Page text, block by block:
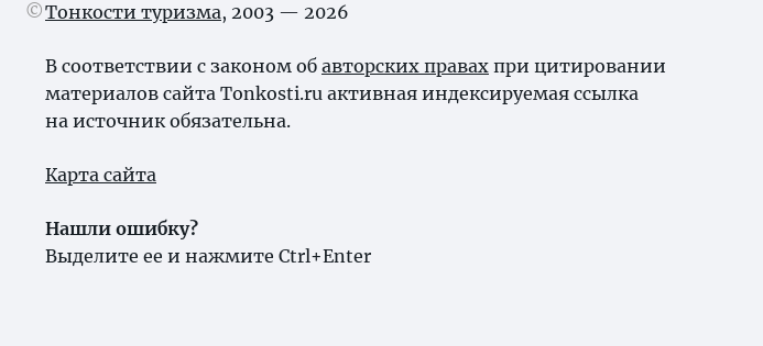
Тонкости туризма, 2003 — 2026
В соответствии с законом об авторских правах при цитировании
материалов сайта Tonkosti.ru активная индексируемая ссылка
на источник обязательна.
Карта сайта
Нашли ошибку?
Выделите ее и нажмите Ctrl+Enter